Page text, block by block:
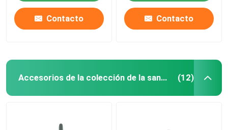
Contacto Contacto
Accesorios de la colección de la sangre (12)